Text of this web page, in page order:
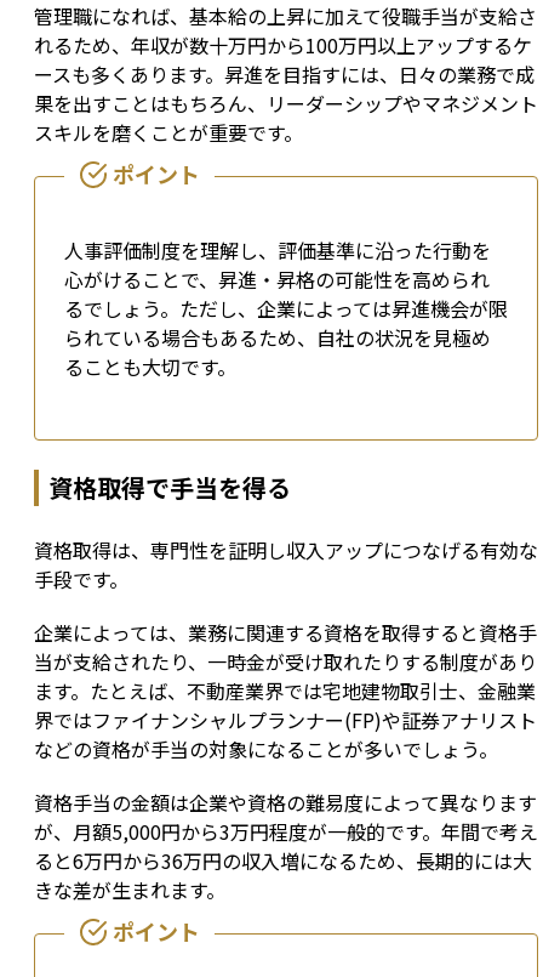
管理職になれば、基本給の上昇に加えて役職手当が支給さ
れるため、年収が数十万円から100万円以上アップするケ
ースも多くあります。昇進を目指すには、日々の業務で成
果を出すことはもちろん、リーダーシップやマネジメント
スキルを磨くことが重要です。
人事評価制度を理解し、評価基準に沿った行動を
心がけることで、昇進・昇格の可能性を高められ
るでしょう。ただし、企業によっては昇進機会が限
られている場合もあるため、自社の状況を見極め
ることも大切です。
資格取得で手当を得る
資格取得は、専門性を証明し収入アップにつなげる有効な
手段です。
企業によっては、業務に関連する資格を取得すると資格手
当が支給されたり、一時金が受け取れたりする制度があり
ます。たとえば、不動産業界では宅地建物取引士、金融業
界ではファイナンシャルプランナー(FP)や証券アナリスト
などの資格が手当の対象になることが多いでしょう。
資格手当の金額は企業や資格の難易度によって異なります
が、月額5,000円から3万円程度が一般的です。年間で考え
ると6万円から36万円の収入増になるため、長期的には大
きな差が生まれます。